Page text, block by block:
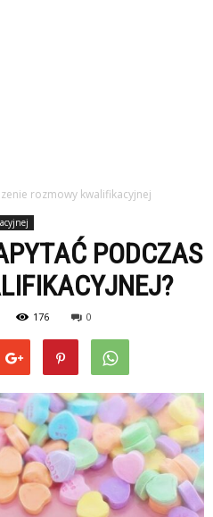
rozmowy kwalifikacyjnej
PODCZAS
176 0